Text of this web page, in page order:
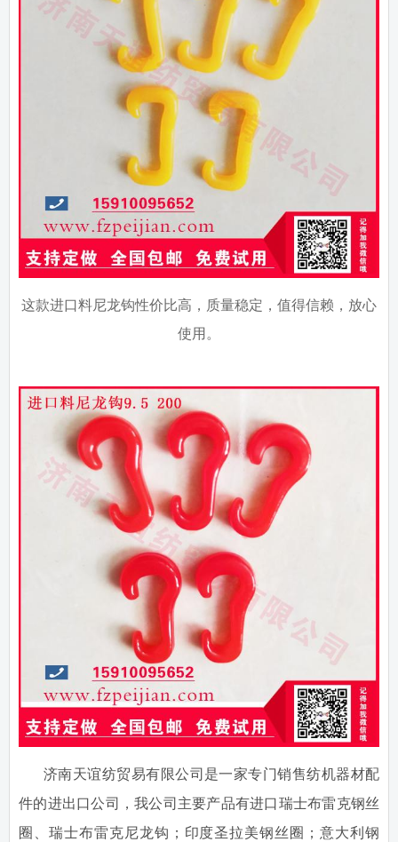
这款进口料尼龙钩性价比高，质量稳定，值得信赖，放心
使用。
济南天谊纺贸易有限公司是一家专门销售纺机器材配
件的进出口公司，我公司主要产品有进口瑞士布雷克钢丝
圈、瑞士布雷克尼龙钩；印度圣拉美钢丝圈；意大利钢